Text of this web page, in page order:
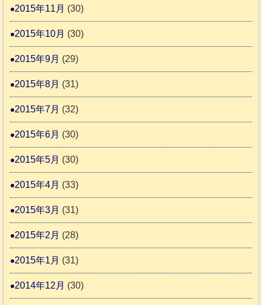
2015年11月 (30)
2015年10月 (30)
2015年9月 (29)
2015年8月 (31)
2015年7月 (32)
2015年6月 (30)
2015年5月 (30)
2015年4月 (33)
2015年3月 (31)
2015年2月 (28)
2015年1月 (31)
2014年12月 (30)